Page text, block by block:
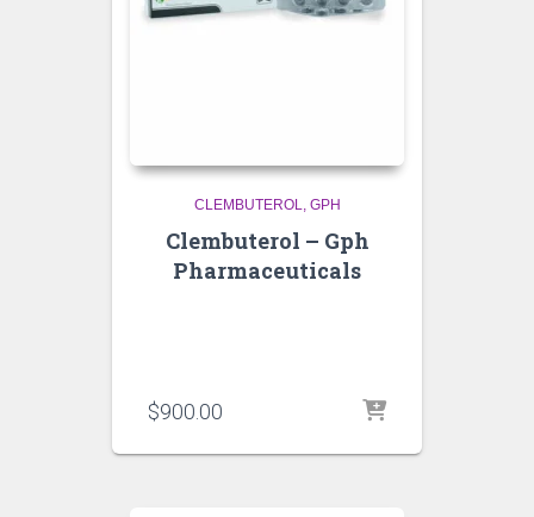
CLEMBUTEROL GPH
Clembuterol – Gph
Pharmaceuticals
$900.00